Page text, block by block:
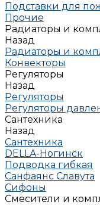
Подставки для
Прочие
Радиаторы и
Назад
Радиаторы и
Конвекторы
Регуляторы
Назад
Регуляторы
Регуляторы
Сантехника
Назад
Сантехника
DELLA-Ногинск
Подводка гибкая
Санфаянс Славута
Сифоны
Смесители и